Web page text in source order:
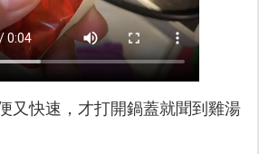
又快速，才打開鍋蓋就聞到雞湯